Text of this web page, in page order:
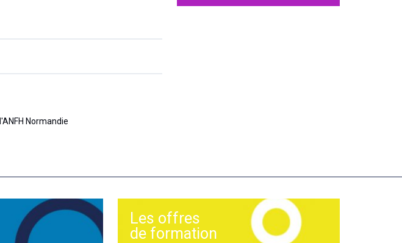
Normandie
Les offres
de formation